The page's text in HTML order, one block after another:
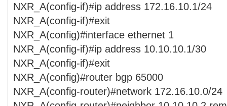
NXR_A(config-if)#ip address 172.16.10.1/24
NXR_A(config-if)#exit
NXR_A(config)#interface ethernet 1
NXR_A(config-if)#ip address 10.10.10.1/30
NXR_A(config-if)#exit
NXR_A(config)#router bgp 65000
NXR_A(config-router)#network 172.16.10.0/24